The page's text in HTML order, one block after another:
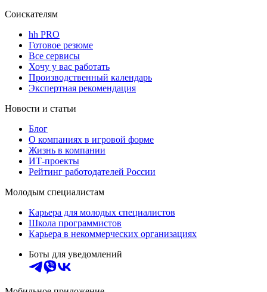
Соискателям
hh PRO
Готовое резюме
Все сервисы
Хочу у вас работать
Производственный календарь
Экспертная рекомендация
Новости и статьи
Блог
О компаниях в игровой форме
Жизнь в компании
ИТ-проекты
Рейтинг работодателей России
Молодым специалистам
Карьера для молодых специалистов
Школа программистов
Карьера в некоммерческих организациях
Боты для уведомлений